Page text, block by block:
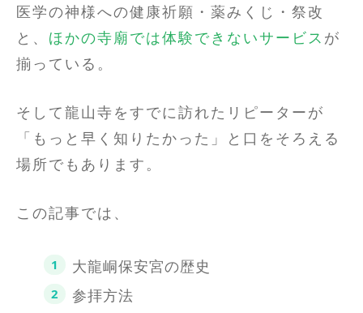
医学の神様への健康祈願・薬みくじ・祭改
と、 ほかの寺廟では体験できないサービス が
揃っている。
そして龍山寺をすでに訪れたリピーターが
「もっと早く知りたかった」と口をそろえる
場所でもあります。
この記事では、
大龍峒保安宮の歴史
参拝方法